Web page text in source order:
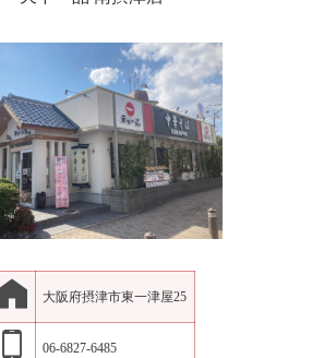
大阪府摂津市東一津屋25
06-6827-6485